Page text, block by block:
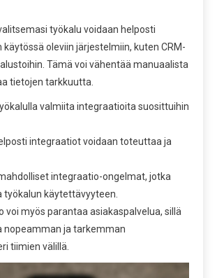
työkalu voidaan helposti
oleviin järjestelmiin, kuten CRM-
Tämä voi vähentää manuaalista
tietojen tarkkuutta.
valmiita integraatioita suosittuihin
integraatiot voidaan toteuttaa ja
integraatio-ongelmat, jotka
työkalun käytettävyyteen.
voi myös parantaa asiakaspalvelua, sillä
nopeamman ja tarkemman
tiimien välillä.